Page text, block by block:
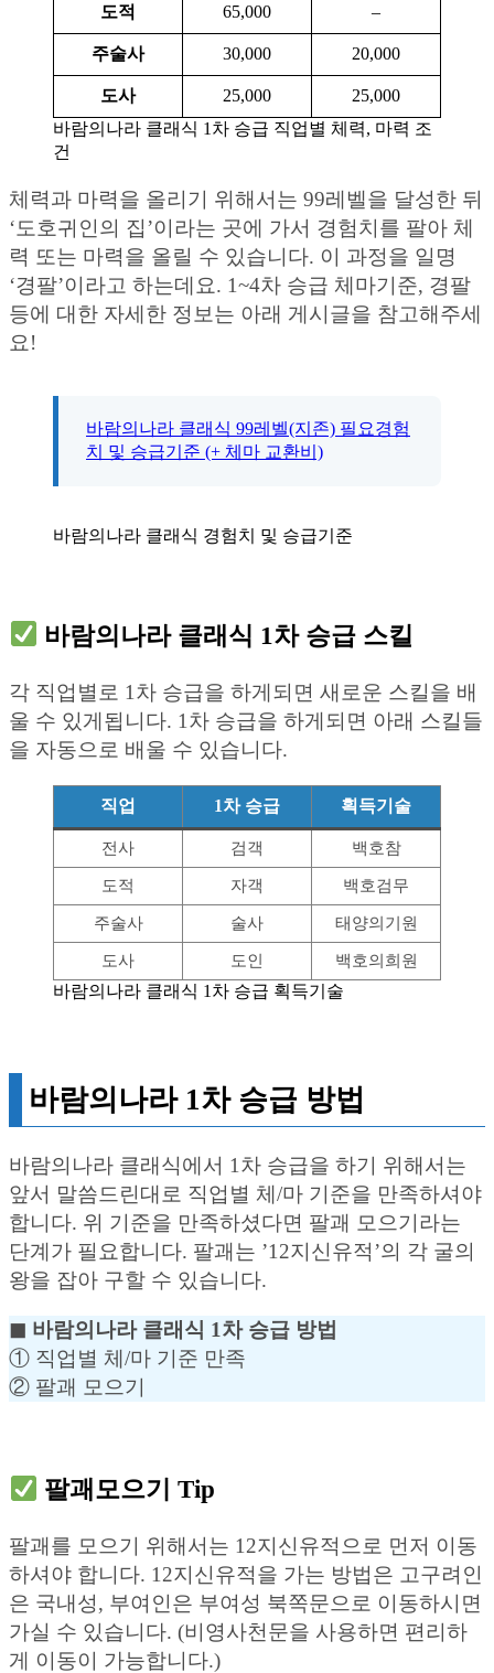
도적 65,000 –
주술사 30,000 20,000
도사 25,000
25,000
바람의나라 클래식 1차 승급 직업별 체력, 마력 조
건
체력과 마력을 올리기 위해서는 99레벨을 달성한 뒤
‘도호귀인의 집’이라는 곳에 가서 경험치를 팔아 체
력 또는 마력을 올릴 수 있습니다. 이 과정을 일명
‘경팔’이라고 하는데요. 1~4차 승급 체마기준, 경팔
등에 대한 자세한 정보는 아래 게시글을 참고해주세
요!
바람의나라 클래식 99레벨(지존) 필요경험
치 및 승급기준 (+ 체마 교환비)
바람의나라 클래식 경험치 및 승급기준
바람의나라 클래식 1차 승급 스킬
각 직업별로 1차 승급을 하게되면 새로운 스킬을 배
울 수 있게됩니다. 1차 승급을 하게되면 아래 스킬들
을 자동으로 배울 수 있습니다.
직업 1차 승급 획득기술
전사 검객 백호참
도적 자객 백호검무
주술사 술사 태양의기원
도사 도인 백호의희원
바람의나라 클래식 1차 승급 획득기술
바람의나라 1차 승급 방법
바람의나라 클래식에서 1차 승급을 하기 위해서는
앞서 말씀드린대로 직업별 체/마 기준을 만족하셔야
합니다. 위 기준을 만족하셨다면 팔괘 모으기라는
단계가 필요합니다. 팔괘는 ’12지신유적’의 각 굴의
왕을 잡아 구할 수 있습니다.
◼︎ 바람의나라 클래식 1차 승급 방법
① 직업별 체/마 기준 만족
② 팔괘 모으기
팔괘모으기 Tip
팔괘를 모으기 위해서는 12지신유적으로 먼저 이동
하셔야 합니다. 12지신유적을 가는 방법은 고구려인
은 국내성, 부여인은 부여성 북쪽문으로 이동하시면
가실 수 있습니다. (비영사천문을 사용하면 편리하
게 이동이 가능합니다.)